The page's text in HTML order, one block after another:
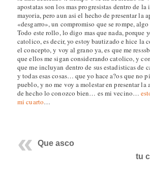
apostatas son los mas progresistas dentro de la
mayoria, pero aun asi el hecho de presentar la
«desgarro», un compromiso que se rompe,
Todo este rollo, lo digo mas que nada, porque
catolico, es decir, yo estoy bautizado e hice la
el concepto, y voy al grano ya, es que me
que ellos me sigan considerando catolico, y
que me incluyan dentro de sus estadisticas de
y todas esas cosas… que yo hace a?os que no
pueblo, y no me voy a molestar en presentar la
de hecho lo conozco bien… es mi vecino…
mi cuarto…
Que asco
tu